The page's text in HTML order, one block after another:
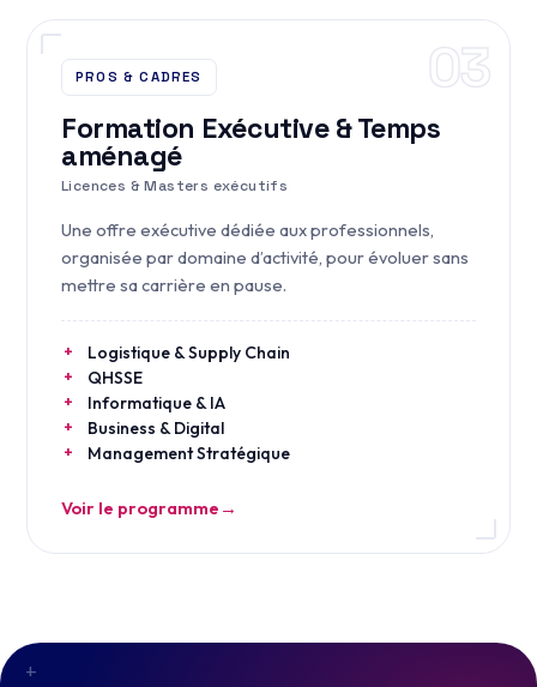
PROS & CADRES
Formation Exécutive & Temps
aménagé
Licences & Masters exécutifs
Une offre exécutive dédiée aux professionnels,
organisée par domaine d’activité, pour évoluer sans
mettre sa carrière en pause.
Logistique & Supply Chain
QHSSE
Informatique & IA
Business & Digital
Management Stratégique
Voir le programme →
+